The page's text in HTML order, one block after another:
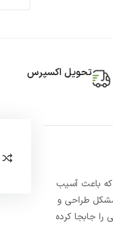
تحویل اکسپرس
که باعث آسیب
طراحی و
را جابجا کرده